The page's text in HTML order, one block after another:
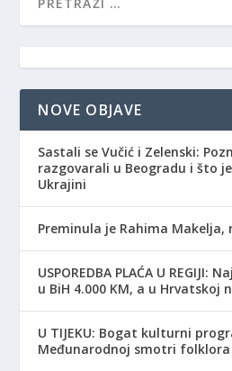
NOVE OBJAVE
Sastali se Vučić i Zelenski:
razgovarali u Beogradu i što
Ukrajini
Preminula je Rahima Makelja,
USPOREDBA PLAĆA U REGIJI:
u BiH 4.000 KM, a u Hrvatskoj
​U TIJEKU: Bogat kulturni
Međunarodnoj smotri folklora